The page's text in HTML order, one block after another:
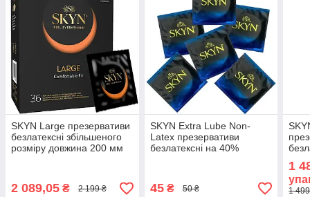
SKYN Large презервативи
безлатексні збільшеного
розміру довжина 200 мм
2 089,05 ₴ 2 199 ₴
SKYN Extra Lube Non-
Latex презервативи
безлатексні на 40%
45₴ 50 ₴
1
1